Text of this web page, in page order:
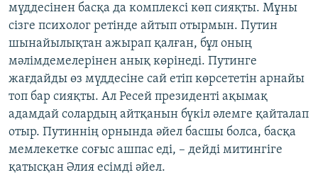
мүддесінен басқа да комплексі көп сияқты. Мұны
сізге психолог ретінде айтып отырмын. Путин
шынайылықтан ажырап қалған, бұл оның
мәлімдемелерінен анық көрінеді. Путинге
жағдайды өз мүддесіне сай етіп көрсететін арнайы
топ бар сияқты. Ал Ресей президенті ақымақ
адамдай солардың айтқанын бүкіл әлемге қайталап
отыр. Путиннің орнында әйел басшы болса, басқа
мемлекетке соғыс ашпас еді, – дейді митингіге
қатысқан Әлия есімді әйел.